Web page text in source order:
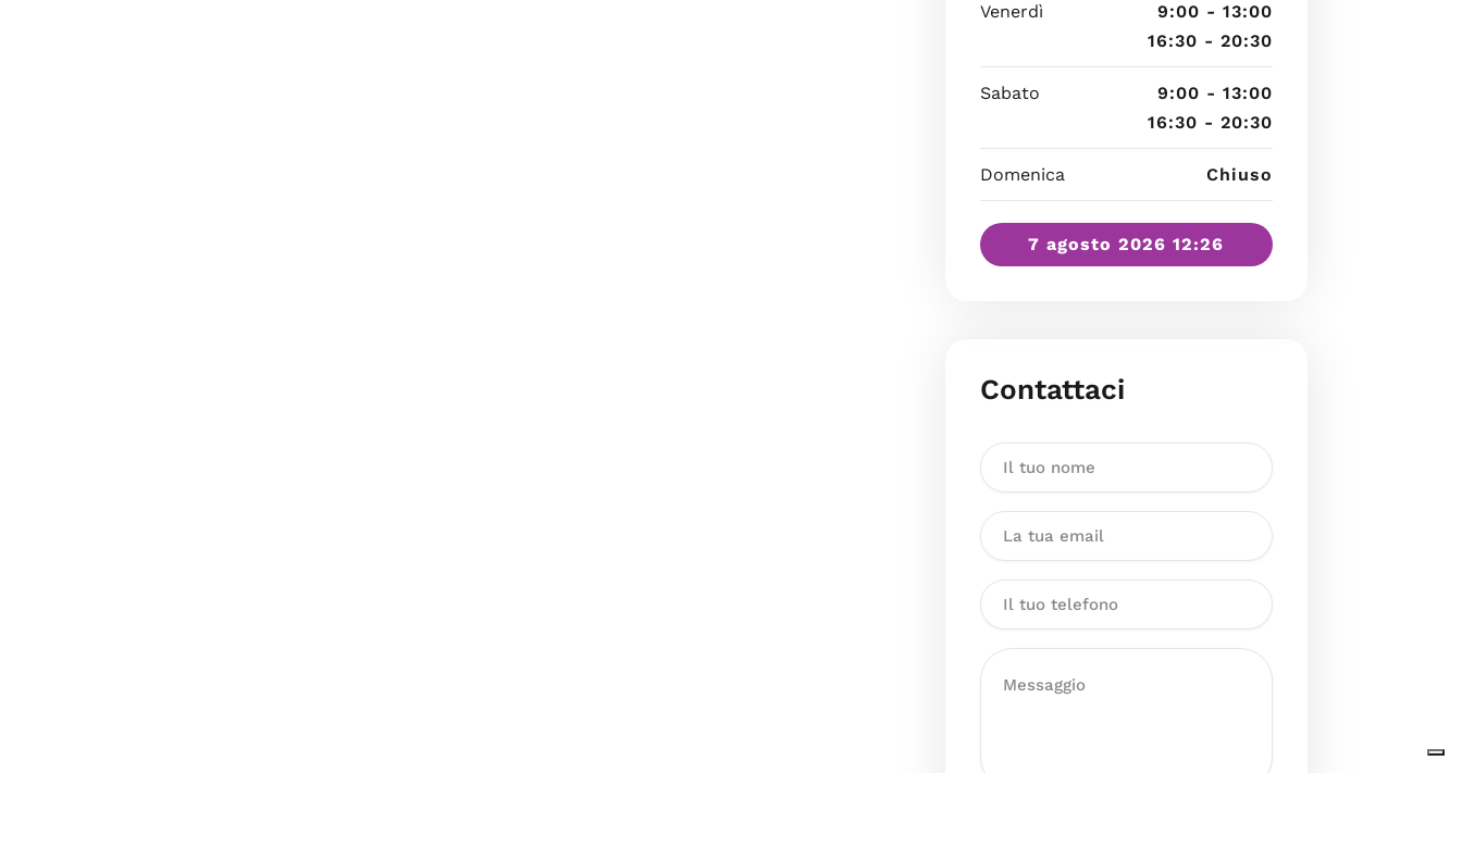
Venerdì
9:00 - 13:00
16:30 - 20:30
Sabato
9:00 - 13:00
16:30 - 20:30
Domenica Chiuso
7 agosto 2026 12:26
Contattaci